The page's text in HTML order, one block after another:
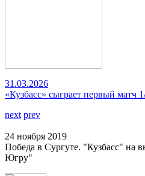
31.03.2026
«Кузбасс» сыграет первый матч
next prev
24 ноября 2019
Победа в Сургуте. "Кузбасс" на
Югру"